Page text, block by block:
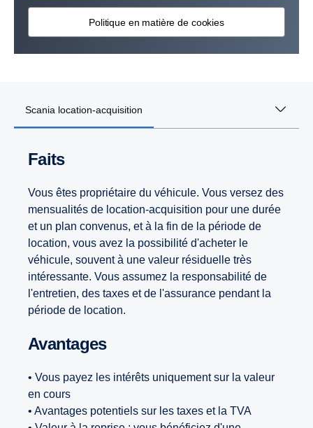
Politique en matière de cookies
Scania location-acquisition
Faits
Vous êtes propriétaire du véhicule. Vous versez des
mensualités de location-acquisition pour une durée
et un plan convenus, et à la fin de la période de
location, vous avez la possibilité d'acheter le
véhicule, souvent à une valeur résiduelle très
intéressante. Vous assumez la responsabilité de
l'entretien, des taxes et de l'assurance pendant la
période de location.
Avantages
• Vous payez les intérêts uniquement sur la valeur
en cours
• Avantages potentiels sur les taxes et la TVA